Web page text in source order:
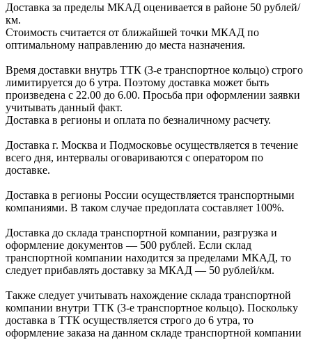
Доставка за пределы МКАД оценивается в районе 50 рублей/
км.
Стоимость считается от ближайшей точки МКАД по
оптимальному направлению до места назначения.
Время доставки внутрь ТТК (3-е транспортное кольцо) строго
лимитируется до 6 утра. Поэтому доставка может быть
произведена с 22.00 до 6.00. Просьба при оформлении заявки
учитывать данный факт.
Доставка в регионы и оплата по безналичному расчету.
Доставка г. Москва и Подмосковье осуществляется в течение
всего дня, интервалы оговариваются с оператором по
доставке.
Доcтавка в регионы России осуществляется транспортными
компаниями. В таком случае предоплата составляет 100%.
Доставка до склада транспортной компании, разгрузка и
оформление документов — 500 рублей. Если склад
транспортной компании находится за пределами МКАД, то
следует прибавлять доставку за МКАД — 50 рублей/км.
Также следует учитывать нахождение склада транспортной
компании внутри ТТК (3-е транспортное кольцо). Поскольку
доставка в ТТК осуществляется строго до 6 утра, то
оформление заказа на данном складе транспортной компании